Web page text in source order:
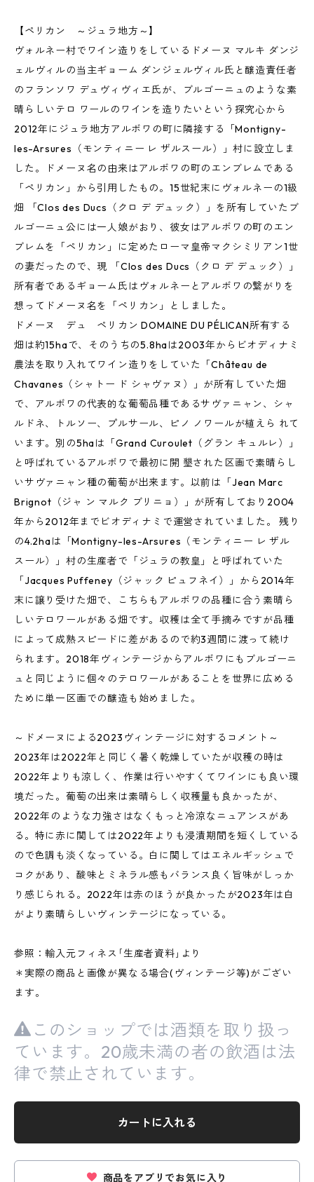
【ペリカン ～ジュラ地方～】
ヴォルネー村でワイン造りをしているドメーヌ マルキ ダンジ
ェルヴィルの当主ギョーム ダンジェルヴィル氏と醸造責任者
のフランソワ デュヴィヴィエ氏が、ブルゴーニュのような素
晴らしいテロ ワールのワインを造りたいという探究心から
2012年にジュラ地方アルボワの町に隣接する「Montigny-
les-Arsures（モンティニー レ ザルスール）」村に設立しま
した。ドメーヌ名の由来はアルボワの町のエンブレムである
「ペリカン」から引用したもの。15世紀末にヴォルネーの1級
畑 「Clos des Ducs（クロ デ デュック）」を所有していたブ
ルゴーニュ公には一人娘がおり、彼女はアルボワの町のエン
ブレムを「ペリカン」に定めたローマ皇帝マクシミリアン1世
の妻だったので、現 「Clos des Ducs（クロ デ デュック）」
所有者であるギョーム氏はヴォルネーとアルボワの繋がりを
想ってドメーヌ名を「ペリカン」としました。
ドメーヌ デュ ペリカン DOMAINE DU PÉLICAN所有する
畑は約15haで、そのうちの5.8haは2003年からビオディナミ
農法を取り入れてワイン造りをしていた「Château de
Chavanes（シャトー ド シャヴァヌ）」が所有していた畑
で、アルボワの代表的な葡萄品種であるサヴァニャン、シャ
ルドネ、トルソー、プルサール、ピノ ノワールが植えら れて
います。別の5haは「Grand Curoulet（グラン キュルレ）」
と呼ばれているアルボワで最初に開 墾された区画で素晴らし
いサヴァニャン種の葡萄が出来ます。以前は「Jean Marc
Brignot（ジャ ン マルク ブリニョ）」が所有しており2004
年から2012年までビオディナミで運営されていました。 残り
の4.2haは「Montigny-les-Arsures（モンティニー レ ザル
スール）」村の生産者で「ジュラの教皇」と呼ばれていた
「Jacques Puffeney（ジャック ピュフネイ）」から2014年
末に譲り受けた畑で、こちらもアルボワの品種に合う素晴ら
しいテロワールがある畑です。収穫は全て手摘みですが品種
によって成熟スピードに差があるので約3週間に渡って続け
られます。2018年ヴィンテージからアルボワにもブルゴーニ
ュと同じように個々のテロワールがあることを世界に広める
ために単一区画での醸造も始めました。
～ドメーヌによる2023ヴィンテージに対するコメント～
2023年は2022年と同じく暑く乾燥していたが収穫の時は
2022年よりも涼しく、作業は行いやすくてワインにも良い環
境だった。葡萄の出来は素晴らしく収穫量も良かったが、
2022年のような力強さはなくもっと冷涼なニュアンスがあ
る。特に赤に関しては2022年よりも浸漬期間を短くしている
ので色調も淡くなっている。白に関してはエネルギッシュで
コクがあり、酸味とミネラル感もバランス良く旨味がしっか
り感じられる。2022年は赤のほうが良かったが2023年は白
がより素晴らしいヴィンテージになっている。
参照：輸入元フィネス｢生産者資料｣より
＊実際の商品と画像が異なる場合(ヴィンテージ等)がござい
ます。
このショップでは酒類を取り扱っ
ています。20歳未満の者の飲酒は法
律で禁止されています。
カートに入れる
商品をアプリでお気に入り